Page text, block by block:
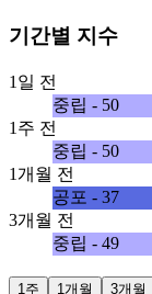
기간별 지수
1일 전
중립 - 50
1주 전
중립 - 50
1개월 전
공포 - 37
3개월 전
중립 - 49
1주 1개월 3개월